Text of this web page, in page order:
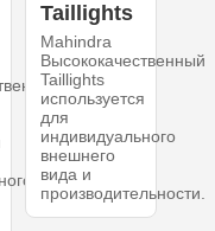
Taillights
Mahindra
Высококачественный
Taillights
используется
для
индивидуального
внешнего
вида и
производительности.